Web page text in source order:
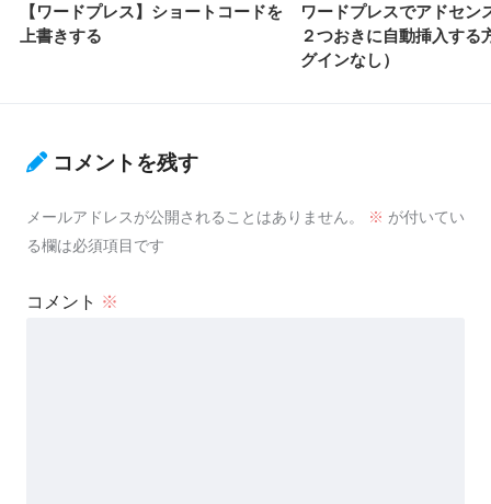
【ワードプレス】ショートコードを
上書きする
ワードプレスでアドセン
２つおきに自動挿入する
グインなし）
コメントを残す
メールアドレスが公開されることはありません。 ※ が付いてい
る欄は必須項目です
コメント ※